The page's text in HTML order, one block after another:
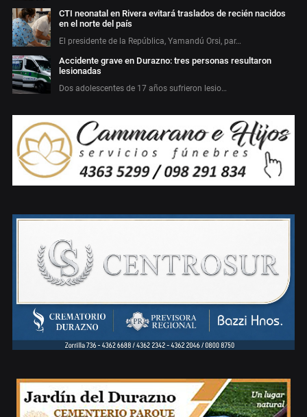
CTI neonatal en Rivera evitará traslados de recién nacidos
en el norte del país
El presidente de la República, Yamandú Orsi, par…
Accidente grave en Durazno: tres personas resultaron
lesionadas
Dos adolescentes de 17 años sufrieron lesio…